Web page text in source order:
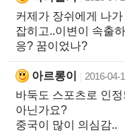
커제가 장쉬에게 나
잡히고..이변이 속출
응? 꿈이었나?
아르롱이 2016-04-
바둑도 스포츠로 인
아닌가요?
중국이 많이 의심감..